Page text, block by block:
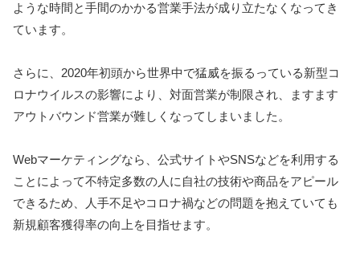
ような時間と手間のかかる営業手法が成り立たなくなってき
ています。
さらに、2020年初頭から世界中で猛威を振るっている新型コ
ロナウイルスの影響により、対面営業が制限され、ますます
アウトバウンド営業が難しくなってしまいました。
Webマーケティングなら、公式サイトやSNSなどを利用する
ことによって不特定多数の人に自社の技術や商品をアピール
できるため、人手不足やコロナ禍などの問題を抱えていても
新規顧客獲得率の向上を目指せます。